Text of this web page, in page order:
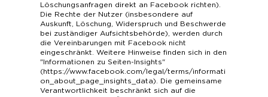
Löschungsanfragen direkt an Facebook richten).
Die Rechte der Nutzer (insbesondere auf
Auskunft, Löschung, Widerspruch und Beschwerde
bei zuständiger Aufsichtsbehörde), werden durch
die Vereinbarungen mit Facebook nicht
eingeschränkt. Weitere Hinweise finden sich in den
"Informationen zu Seiten-Insights"
(https://www.facebook.com/legal/terms/informati
on_about_page_insights_data). Die gemeinsame
Verantwortlichkeit beschränkt sich auf die